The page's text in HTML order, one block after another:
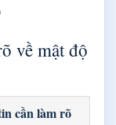
về mật độ
cần làm rõ